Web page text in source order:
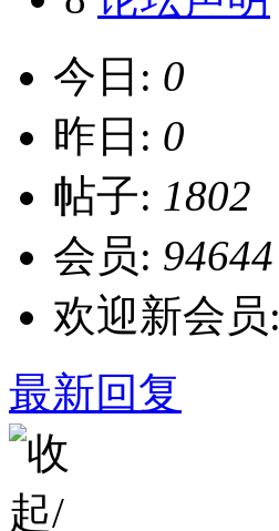
今日: 0
昨日: 0
帖子: 1802
会员: 94644
欢迎新会员:
最新回复